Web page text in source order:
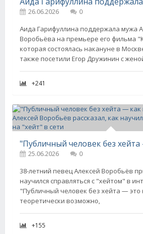
26.06.2026
0
Аида Гарифуллина поддержала мужа
Воробьёва на премьере его фильма
которая состоялась накануне в
также посетили Егор Дружинин с
+241
25.06.2026
0
38-летний певец Алексей Воробьёв
научился справляться с "хейтом" в
"Публичный человек без хейта — это
теоретически возможно,
+155